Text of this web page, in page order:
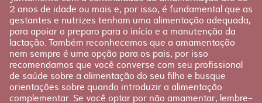
2 anos de idade ou mais e, por isso, é fundamental que as
gestantes e nutrizes tenham uma alimentação adequada,
para apoiar o preparo para o início e a manutenção da
lactação. Também reconhecemos que a amamentação
nem sempre é uma opção para os pais, por isso
recomendamos que você converse com seu profissional
de saúde sobre a alimentação do seu filho e busque
orientações sobre quando introduzir a alimentação
complementar. Se você optar por não amamentar, lembre-